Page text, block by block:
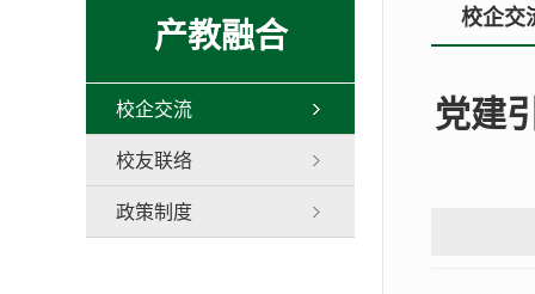
产教融合
校企交流
校友联络
政策制度
校企交
党建